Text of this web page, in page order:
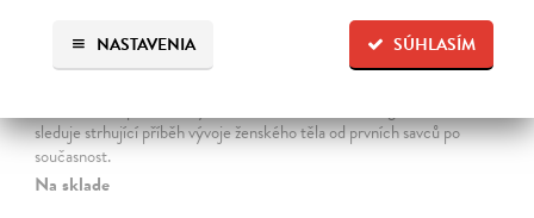
SÚHLASÍM
NASTAVENIA
Eva
sleduje strhující příběh vývoje ženského těla od prvních savců po
současnost.
Na sklade